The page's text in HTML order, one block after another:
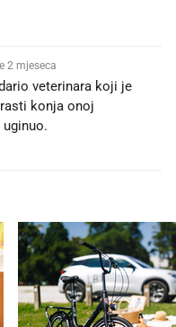
2 mjeseca
veterinara koji je
konja onoj